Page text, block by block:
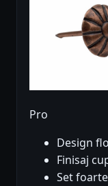
Pro
Design
Finisaj
Set